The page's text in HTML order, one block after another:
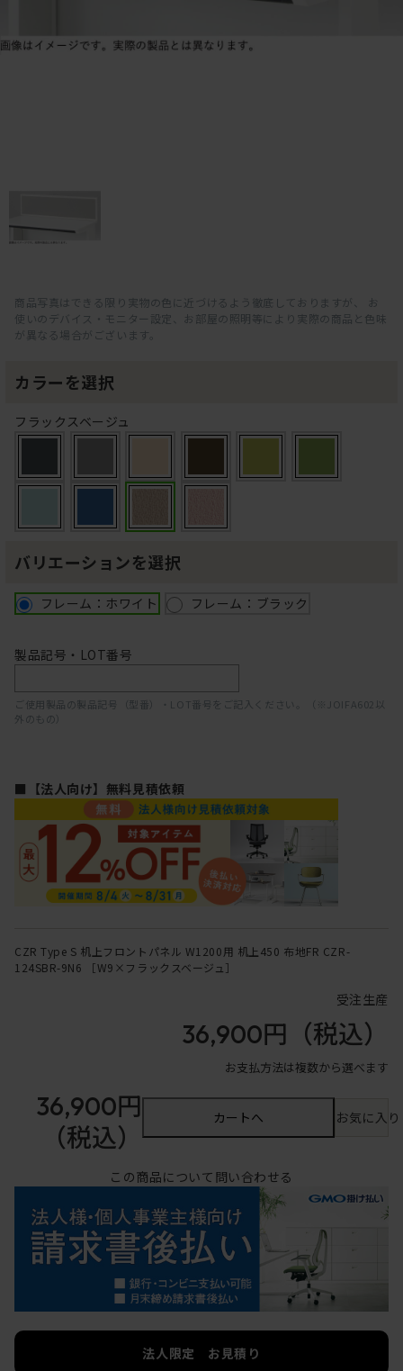
商品写真はできる限り実物の色に近づけるよう徹底しておりますが、 お
使いのデバイス・モニター設定、お部屋の照明等により実際の商品と色味
が異なる場合がございます。
カラーを選択
フラックスベージュ
バリエーションを選択
フレーム：ホワイト フレーム：ブラック
製品記号・LOT番号
ご使用製品の製品記号（型番）・LOT番号をご記入ください。（※JOIFA602以
外のもの）
■【法人向け】無料見積依頼
CZR Type S 机上フロントパネル W1200用 机上450 布地FR CZR-
124SBR-9N6 ［W9×フラックスベージュ］
受注生産
36,900円 （税込）
お支払方法は複数から選べます
36,900円
（税込）
カートへ お気に入
この商品について問い合わせる
法人限定 お見積り